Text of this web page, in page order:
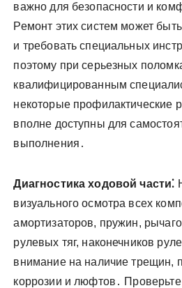
важно для безопасности и
Ремонт этих систем может
и требовать специальных
поэтому при серьезных
квалифицированным
некоторые профилактические
вполне доступны для
выполнения․
Диагностика ходовой части⁚
визуального осмотра всех
амортизаторов, пружин,
рулевых тяг, наконечников
внимание на наличие трещин,
коррозии и люфтов․